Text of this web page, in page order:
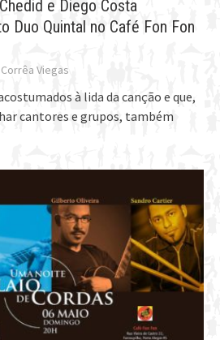
e Diego Costa
Duo Quintal no Café Fon Fon
Viegas
à lida da canção e que,
cantores e grupos, também